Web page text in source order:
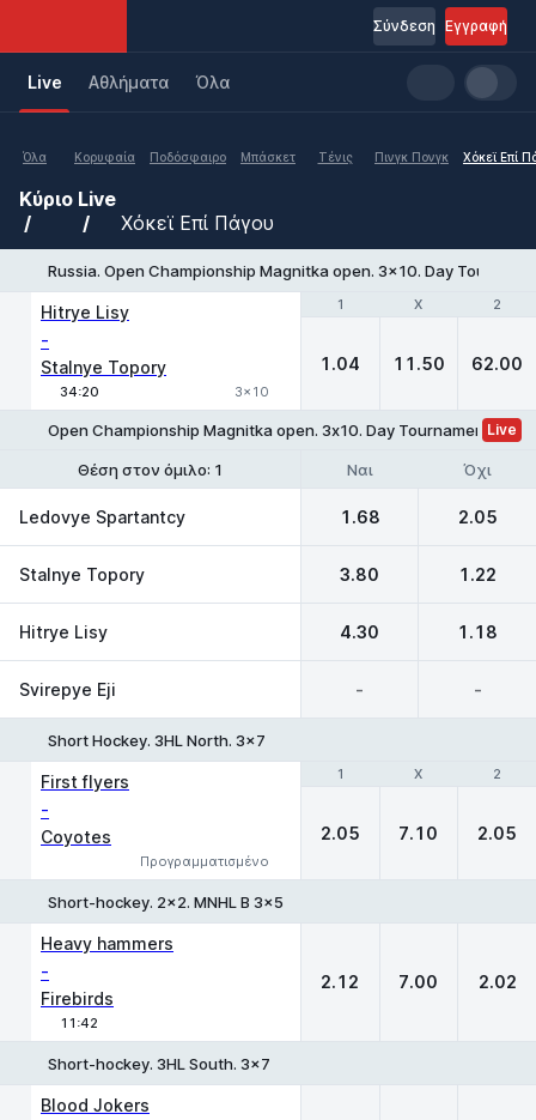
Εγγραφή
Σύνδεση
Live Aθλήματα Όλα
Όλα Κορυφαία Ποδόσφαιρο Μπάσκετ Τένις Πινγκ Πονγκ Χόκεϊ Επί
Κύριο Live
Χόκεϊ Επί Πάγου
Russia. Open Championship Magnitka open. 3x10. Day
1 X 2
Hitrye Lisy
-
Stalnye Topory
34:20 3x10
1 X 2
1.04 11.50 62.00
Open Championship Magnitka open. 3х10. Day Tournament №4.
Live
Θέση στον όμιλο: 1 Θέση στον όμιλο: 1-2
Ναι Όχι
Ledovye Spartantcy 1.68 2.05
Stalnye Topory 3.80 1.22
Hitrye Lisy 4.30 1.18
Svirepye Eji - -
Short Hockey. 3HL North. 3x7
1 X 2
First flyers
-
Coyotes
Προγραμματισμένο
1 X 2
2.05 7.10 2.05
Short-hockey. 2x2. MNHL B 3x5
Heavy hammers
-
Firebirds
11:42
2.12 7.00 2.02
Short-hockey. 3HL South. 3x7
Blood Jokers